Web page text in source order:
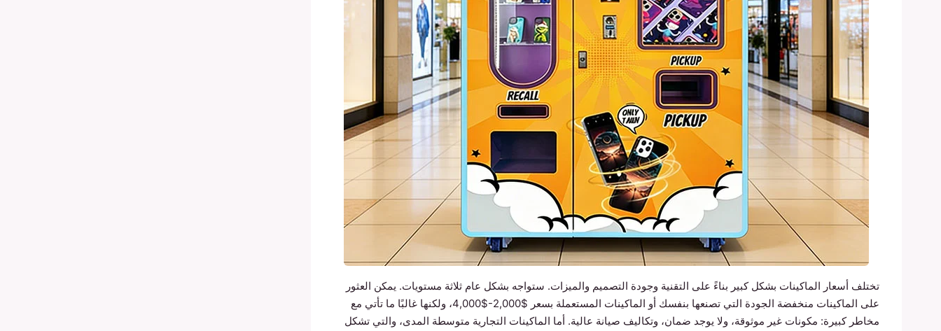
تختلف أسعار الماكينات بشكل كبير بناءً على التقنية وجودة التصميم والميزات. ستواجه بشكل عام ثلاثة مستويات. يمكن العثور
على الماكينات منخفضة الجودة التي تصنعها بنفسك أو الماكينات المستعملة بسعر $2,000-$4,000، ولكنها غالبًا ما تأتي مع
مخاطر كبيرة: مكونات غير موثوقة، ولا يوجد ضمان، وتكاليف صيانة عالية. أما الماكينات التجارية متوسطة المدى، والتي تشكل